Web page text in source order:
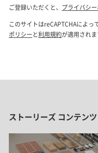
ストーリーズ コンテンツ